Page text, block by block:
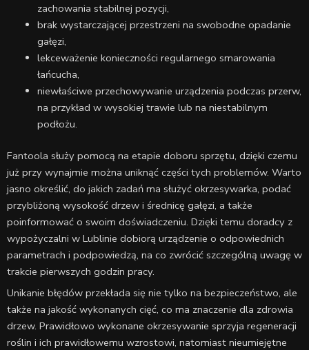
zachowania stabilnej pozycji,
brak wystarczającej przestrzeni na swobodne opadanie
gałęzi,
lekceważenie konieczności regularnego smarowania
łańcucha,
niewłaściwe przechowywanie urządzenia podczas przerw,
na przykład w wysokiej trawie lub na niestabilnym
podłożu.
Fantoola służy pomocą na etapie doboru sprzętu, dzięki czemu
już przy wynajmie można uniknąć części tych problemów. Warto
jasno określić, do jakich zadań ma służyć okrzesywarka, podać
przybliżoną wysokość drzew i średnicę gałęzi, a także
poinformować o swoim doświadczeniu. Dzięki temu doradcy z
wypożyczalni w Lublinie dobiorą urządzenie o odpowiednich
parametrach i podpowiedzą, na co zwrócić szczególną uwagę w
trakcie pierwszych godzin pracy.
Unikanie błędów przekłada się nie tylko na bezpieczeństwo, ale
także na jakość wykonanych cięć, co ma znaczenie dla zdrowia
drzew. Prawidłowo wykonane okrzesywanie sprzyja regeneracji
roślin i ich prawidłowemu wzrostowi, natomiast nieumiejętne